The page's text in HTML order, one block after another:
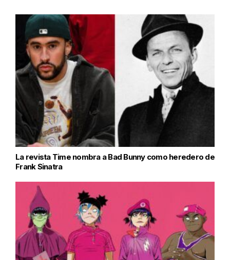
La revista Time nombra a Bad Bunny como heredero de
Frank Sinatra